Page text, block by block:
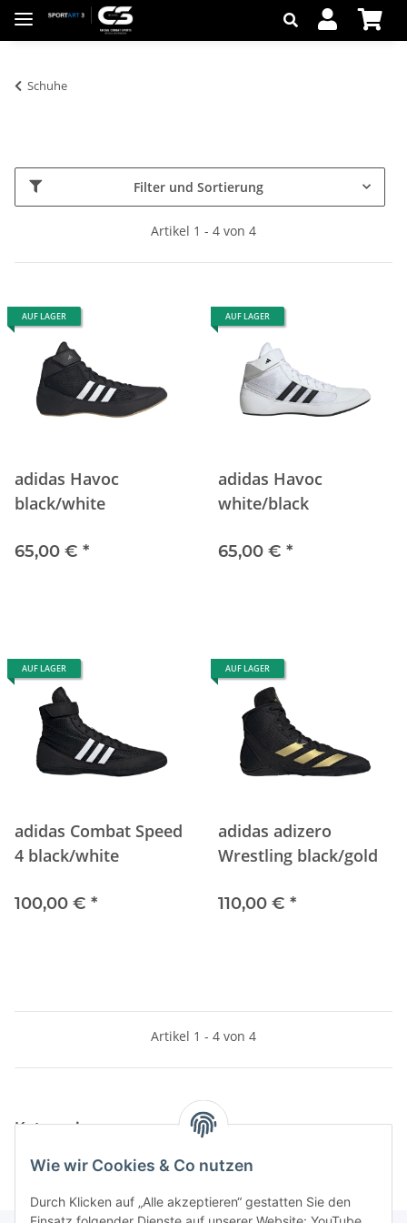
Schuhe
Filter und Sortierung
Artikel 1 - 4 von 4
AUF LAGER
adidas Havoc
black/white
65,00 € *
AUF LAGER
adidas Havoc
white/black
65,00 € *
AUF LAGER
adidas Combat Speed
4 black/white
100,00 € *
AUF LAGER
adidas adizero
Wrestling black/gold
110,00 € *
Artikel 1 - 4 von 4
Kategorien
Wie wir Cookies & Co nutzen
Durch Klicken auf „Alle akzeptieren“ gestatten Sie den